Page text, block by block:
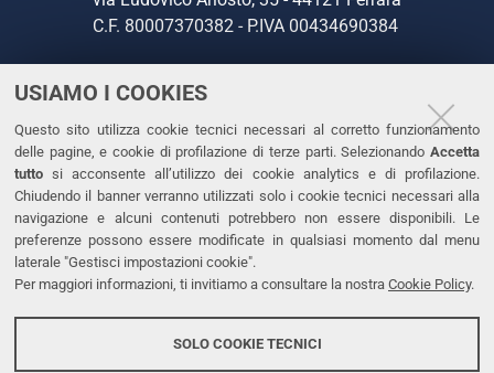
USIAMO I COOKIES
Questo sito utilizza cookie tecnici necessari al corretto funzionamento
delle pagine, e cookie di profilazione di terze parti. Selezionando Accetta
tutto si acconsente all’utilizzo dei cookie analytics e di profilazione.
Chiudendo il banner verranno utilizzati solo i cookie tecnici necessari alla
navigazione e alcuni contenuti potrebbero non essere disponibili. Le
preferenze possono essere modificate in qualsiasi momento dal menu
laterale "Gestisci impostazioni cookie".
Per maggiori informazioni, ti invitiamo a consultare la nostra Cookie Policy.
SOLO COOKIE TECNICI
C.F. 80007370382 - P.IVA 00434690384
CONTATTI
Tel. +39 0532 293111
Fax. +39 0532 293031
PEC
LINKS
Dichiarazione di accessibilità